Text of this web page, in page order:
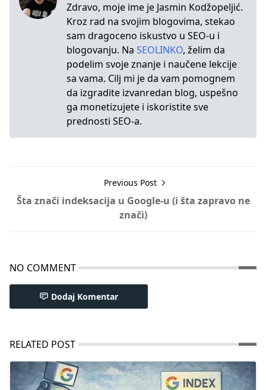
Zdravo, moje ime je Jasmin Kodžopeljić.
Kroz rad na svojim blogovima, stekao
sam dragoceno iskustvo u SEO-u i
blogovanju. Na SEOLINKO, želim da
podelim svoje znanje i naučene lekcije
sa vama. Cilj mi je da vam pomognem
da izgradite izvanredan blog, uspešno
ga monetizujete i iskoristite sve
prednosti SEO-a.
Previous Post
Šta znači indeksacija u Google-u (i šta zapravo ne
znači)
NO COMMENT
Dodaj Komentar
RELATED POST